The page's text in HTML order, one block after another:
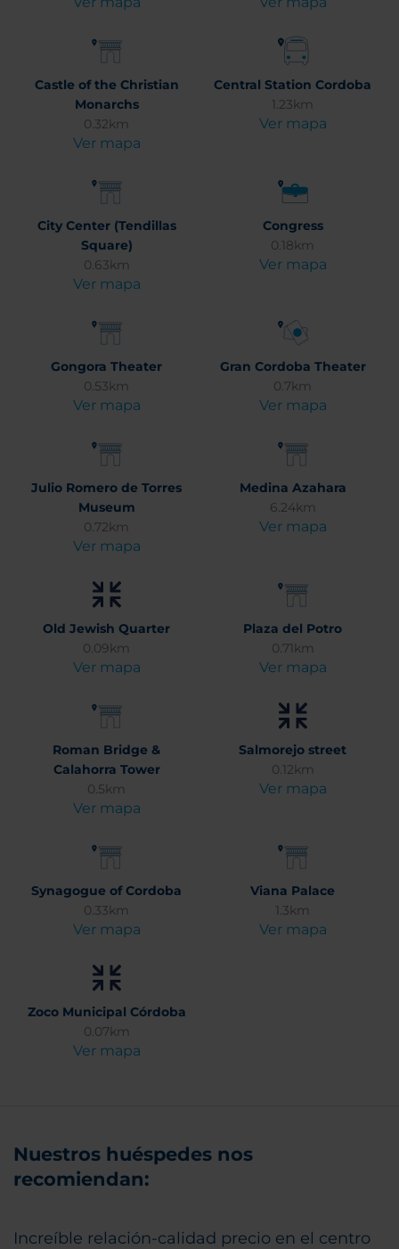
Castle of the Christian
Monarchs
0.32km
Ver mapa
Central Station Cordoba
1.23km
Ver mapa
City Center (Tendillas
Square)
0.63km
Ver mapa
Congress
0.18km
Ver mapa
Gongora Theater
0.53km
Ver mapa
Gran Cordoba Theater
0.7km
Ver mapa
Julio Romero de Torres
Museum
0.72km
Ver mapa
Medina Azahara
6.24km
Ver mapa
Old Jewish Quarter
0.09km
Ver mapa
Plaza del Potro
0.71km
Ver mapa
Roman Bridge &
Calahorra Tower
0.5km
Ver mapa
Salmorejo street
0.12km
Ver mapa
Synagogue of Cordoba
0.33km
Ver mapa
Viana Palace
1.3km
Ver mapa
Zoco Municipal Córdoba
0.07km
Ver mapa
Nuestros huéspedes nos
recomiendan:
Increíble relación-calidad precio en el centro